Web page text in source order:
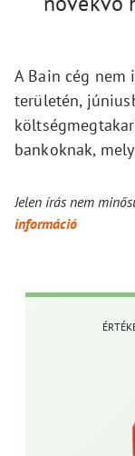
A Bain cég nem
területén,
bankoknak,
Jelen írás nem
információ